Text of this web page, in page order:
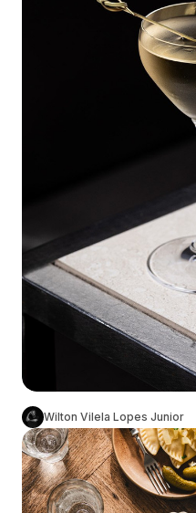
Wilton Vilela Lopes Junior